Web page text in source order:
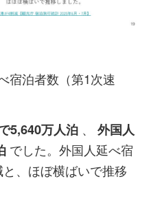
宿泊者数（第1次速
5,640万人泊 、 外国人
でした。外国人延べ宿
、ほぼ横ばいで推移